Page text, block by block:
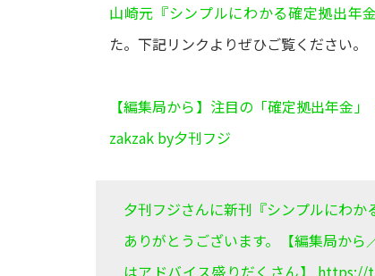
山崎元『シンプルにわかる確定拠出年
た。下記リンクよりぜひご覧ください。
【編集局から】注目の「確定拠出年金
zakzak by夕刊フジ
夕刊フジさんに新刊『シンプルにわか
ありがとうございます。【編集局か
はアドバイス盛りだくさん】 https://